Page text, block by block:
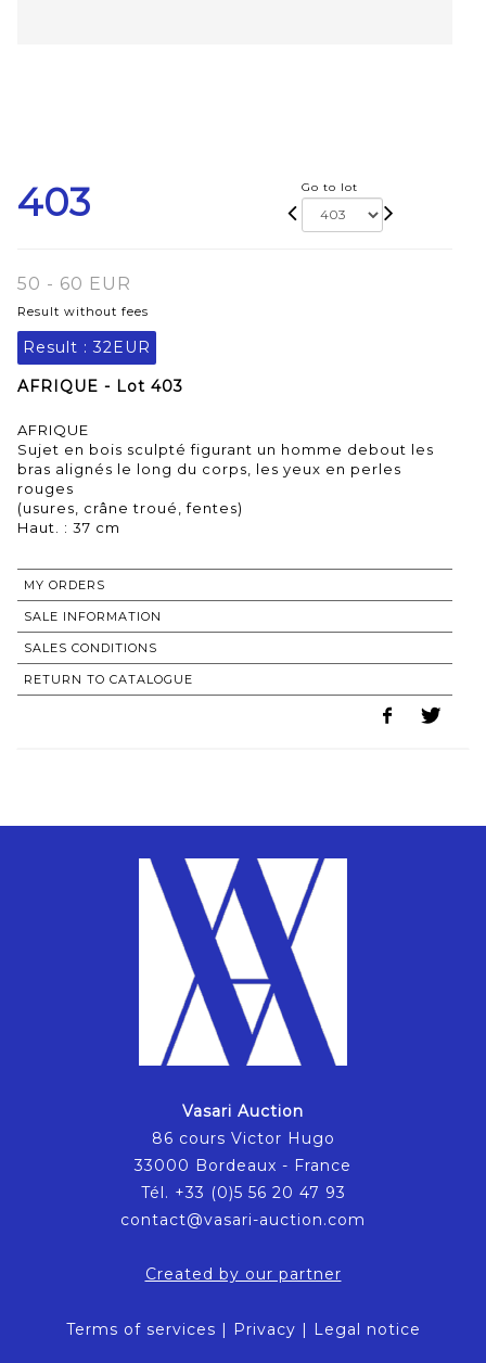
403 Go to lot
50 - 60 EUR
Result without fees
Result : 32EUR
AFRIQUE - Lot 403
AFRIQUE
Sujet en bois sculpté figurant un homme debout les
bras alignés le long du corps, les yeux en perles
rouges
(usures, crâne troué, fentes)
Haut. : 37 cm
MY ORDERS
SALE INFORMATION
SALES CONDITIONS
RETURN TO CATALOGUE
Vasari Auction
86 cours Victor Hugo
33000 Bordeaux - France
Tél. +33 (0)5 56 20 47 93
contact@vasari-auction.com
Created by our partner
Terms of services | Privacy | Legal notice